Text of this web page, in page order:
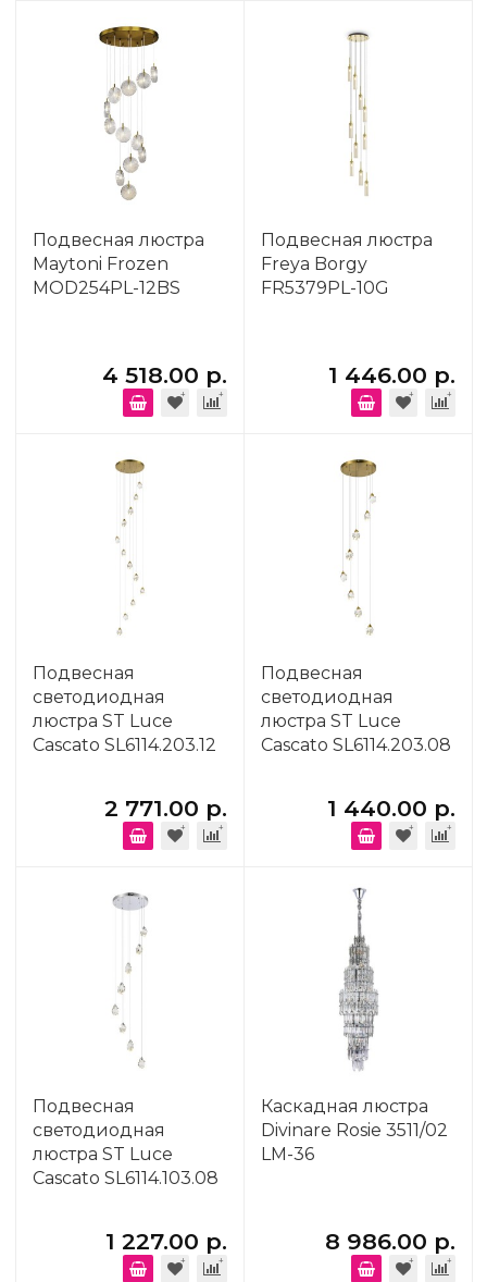
Подвесная люстра
Maytoni Frozen
MOD254PL-12BS
4 518.00 р.
Подвесная люстра
Freya Borgy
FR5379PL-10G
1 446.00 р.
Подвесная
светодиодная
люстра ST Luce
Cascato SL6114.203.12
2 771.00 р.
Подвесная
светодиодная
люстра ST Luce
Cascato SL6114.203.08
1 440.00 р.
Подвесная
светодиодная
люстра ST Luce
Cascato SL6114.103.08
1 227.00 р.
Каскадная люстра
Divinare Rosie 3511/02
LM-36
8 986.00 р.